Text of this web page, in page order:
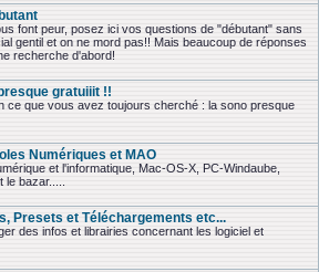
font peur, posez ici vos questions de "débutant" sans
gentil et on ne mord pas!! Mais beaucoup de réponses
recherche d'abord!
gratuiiit !!
ce que vous avez toujours cherché : la sono presque
Numériques et MAO
et l'informatique, Mac-OS-X, PC-Windaube,
bazar.....
Presets et Téléchargements etc...
des infos et librairies concernant les logiciel et